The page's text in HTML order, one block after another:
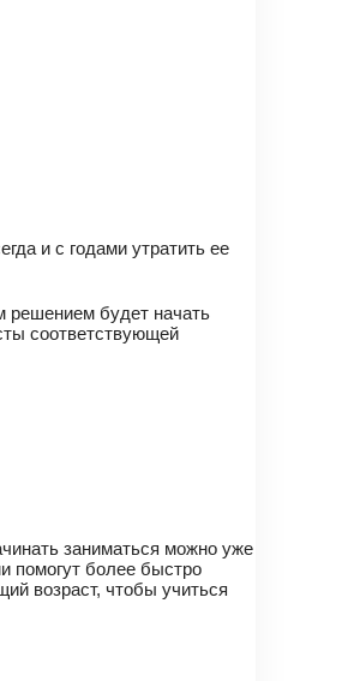
и с годами утратить ее
решением будет начать
соответствующей
заниматься можно уже
помогут более быстро
возраст, чтобы учиться